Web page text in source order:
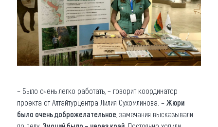
– Было очень легко работать, – говорит координатор
проекта от Алтайтурцентра Лилия Сухомлинова. – Жюри
было очень доброжелательное , замечания высказывали